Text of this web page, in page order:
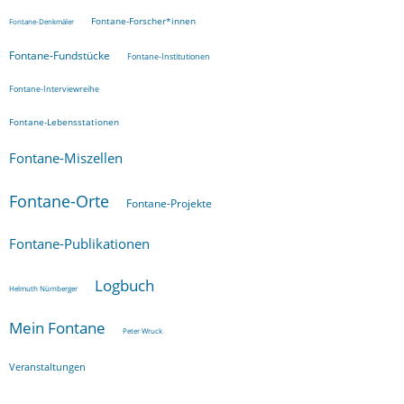
Fontane-Denkmäler Fontane-Forscher*innen
Fontane-Fundstücke Fontane-Institutionen
Fontane-Interviewreihe
Fontane-Lebensstationen
Fontane-Miszellen
Fontane-Orte Fontane-Projekte
Fontane-Publikationen
Helmuth Nürnberger Logbuch
Mein Fontane Peter Wruck
Veranstaltungen